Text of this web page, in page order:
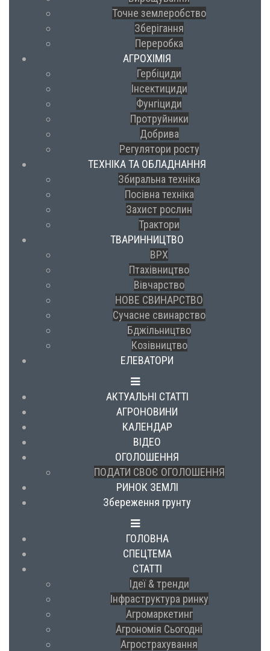
Точне землеробство
Зберігання
Переробка
АГРОХІМІЯ
Гербіциди
Інсектициди
Фунгіциди
Протруйники
Добрива
Регулятори росту
ТЕХНІКА ТА ОБЛАДНАННЯ
Збиральна техніка
Посівна техніка
Захист рослин
Трактори
ТВАРИННИЦТВО
ВРХ
Птахівництво
Вівчарство
НОВЕ СВИНАРСТВО
Сучасне свинарство
Бджільництво
Козівництво
ЕЛЕВАТОРИ
АКТУАЛЬНІ СТАТТІ
АГРОНОВИНИ
КАЛЕНДАР
ВІДЕО
ОГОЛОШЕННЯ
ПОДАТИ СВОЄ ОГОЛОШЕННЯ
РИНОК ЗЕМЛІ
Збереження грунту
ГОЛОВНА
СПЕЦТЕМА
СТАТТІ
Ідеї & тренди
Інфраструктура ринку
Агромаркетинг
Агрономія Сьогодні
Агрострахування